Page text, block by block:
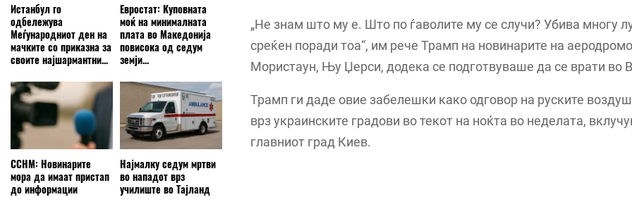
„Не знам што му е. Што по ѓаволите му се случи? Убива многу
среќен поради тоа“, им рече Трамп на новинарите на
Мористаун, Њу Џерси, додека се подготвуваше да се врати во
Трамп ги даде овие забелешки како одговор на руските
врз украинските градови во текот на ноќта во неделата,
главниот град Киев.
Истанбул го
одбележува
Меѓународниот ден на
мачките со приказна за
своите најшармантни...
Евростат: Куповната
моќ на минималната
плата во Македонија
повисока од седум
земји...
ССНМ: Новинарите
мора да имаат пристап
до информации
Најмалку седум мртви
во нападот врз
училиште во Тајланд